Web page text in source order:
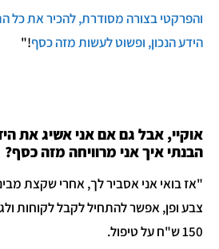
והפרקטי בצורה מסודרת, להכיר את כל
הידע הנכון, ופשוט לעשות מזה כסף!"
אוקיי, אבל גם אם אני אשיג את
הבנתי איך אני מרוויחה מזה כסף?
"אז בואי אני אסביר לך, אחרי שקצת
צבע ופן, אפשר להתחיל לקבל לקוחות
150 ש"ח על טיפול.